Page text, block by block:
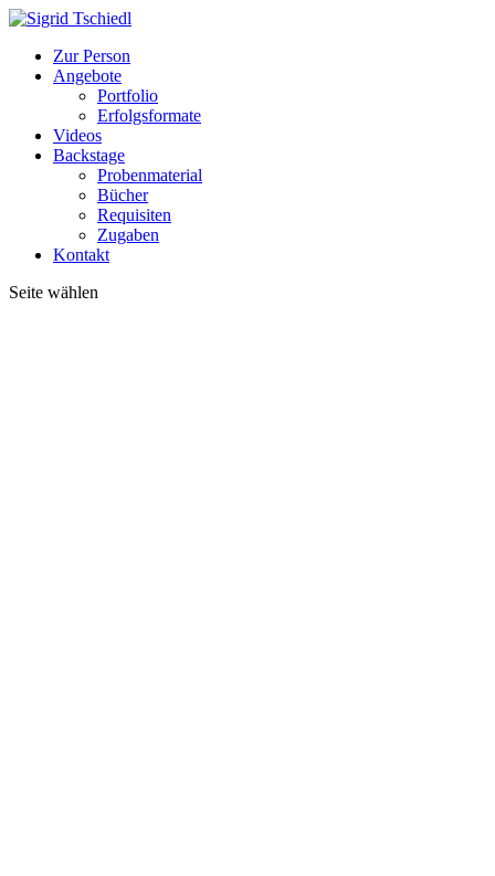
Zur Person
Angebote
Portfolio
Erfolgsformate
Videos
Backstage
Probenmaterial
Bücher
Requisiten
Zugaben
Kontakt
Seite wählen